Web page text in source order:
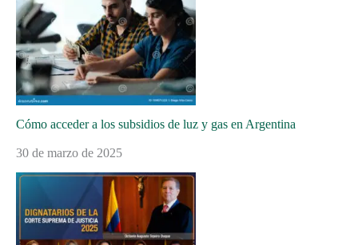
Cómo acceder a los subsidios de luz y gas en Argentina
30 de marzo de 2025